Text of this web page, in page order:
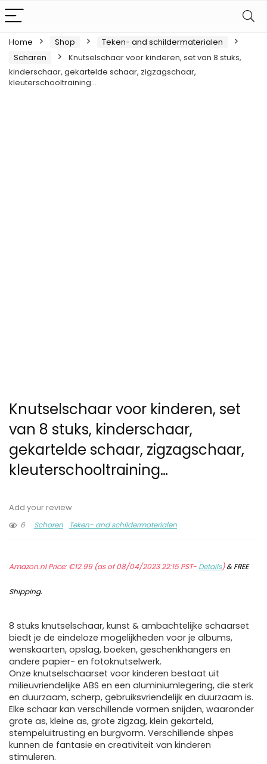
Home Shop
Teken- and schildermaterialen
Scharen
Knutselschaar voor kinderen, set van 8 stuks,
kinderschaar, gekartelde schaar, zigzagschaar,
kleuterschooltraining…
Knutselschaar voor kinderen, set
van 8 stuks, kinderschaar,
gekartelde schaar, zigzagschaar,
kleuterschooltraining…
Add your review
6
Scharen Teken- and schildermaterialen
Amazon.nl Price:€12.99(as of 08/04/2023 22:15 PST- Details)&FREE
Shipping.
8 stuks knutselschaar, kunst & ambachtelijke schaarset
biedt je de eindeloze mogelijkheden voor je albums,
wenskaarten, opslag, boeken, geschenkhangers en
andere papier- en fotoknutselwerk.
Onze knutselschaarset voor kinderen bestaat uit
milieuvriendelijke ABS en een aluminiumlegering, die sterk
en duurzaam, scherp, gebruiksvriendelijk en duurzaam is.
Elke schaar kan verschillende vormen snijden, waaronder
grote as, kleine as, grote zigzag, klein gekarteld,
stempeluitrusting en burgvorm. Verschillende shpes
kunnen de fantasie en creativiteit van kinderen
stimuleren.